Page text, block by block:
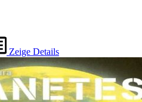
Zeige Details